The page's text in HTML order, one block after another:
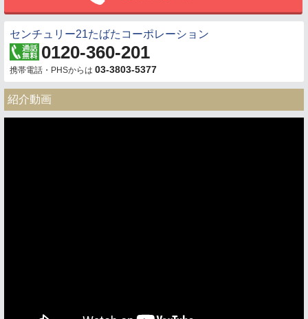
センチュリー21たばたコーポレーション
0120-360-201
携帯電話・PHSからは 03-3803-5377
紹介動画